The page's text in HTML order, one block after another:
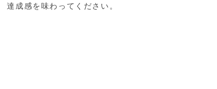
達成感を味わってください。